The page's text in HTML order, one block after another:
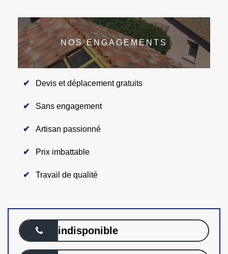
NOS ENGAGEMENTS
Devis et déplacement gratuits
Sans engagement
Artisan passionné
Prix imbattable
Travail de qualité
indisponible